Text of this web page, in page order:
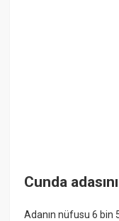
Cunda
Adanın nüfusu 6 bin